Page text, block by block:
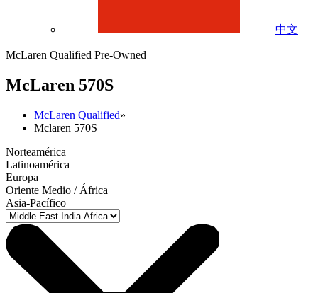
中文
McLaren Qualified Pre-Owned
McLaren 570S
McLaren Qualified»
Mclaren 570S
Norteamérica
Latinoamérica
Europa
Oriente Medio / África
Asia-Pacífico